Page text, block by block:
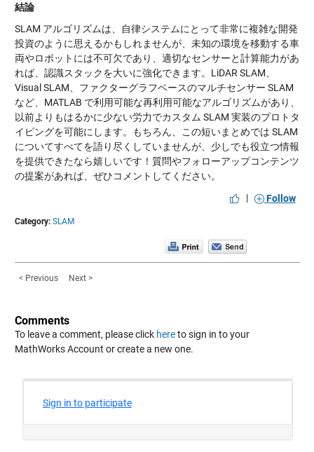
結論
SLAM アルゴリズムは、自律システムにとって非常に複雑な開発
投資のように思えるかもしれませんが、未知の環境を移動する車
両やロボットには不可欠であり、適切なセンサーと計算能力があ
れば、認識スタックを大いに強化できます。LiDAR SLAM、
Visual SLAM、ファクターグラフベースのマルチセンサー SLAM
など、MATLAB で利用可能な再利用可能なアルゴリズムがあり、
以前よりもはるかに少ない労力でカスタム SLAM 実装のプロトタ
イピングを可能にします。もちろん、この短いまとめでは SLAM
についてすべてを語り尽くしていませんが、少しでも役立つ情報
を提供できたなら嬉しいです！質問やフォローアップコンテンツ
の提案があれば、ぜひコメントしてください。
|
Follow
Category: SLAM
< Previous Next >
Comments
To leave a comment, please click hereto sign in to your
MathWorks Account or create a new one.